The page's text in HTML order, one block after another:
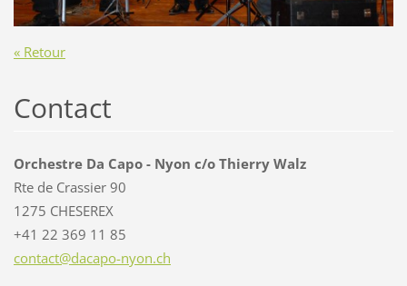
« Retour
Contact
Orchestre Da Capo - Nyon c/o Thierry Walz
Rte de Crassier 90
1275 CHESEREX
+41 22 369 11 85
contact@dacapo-nyon.ch